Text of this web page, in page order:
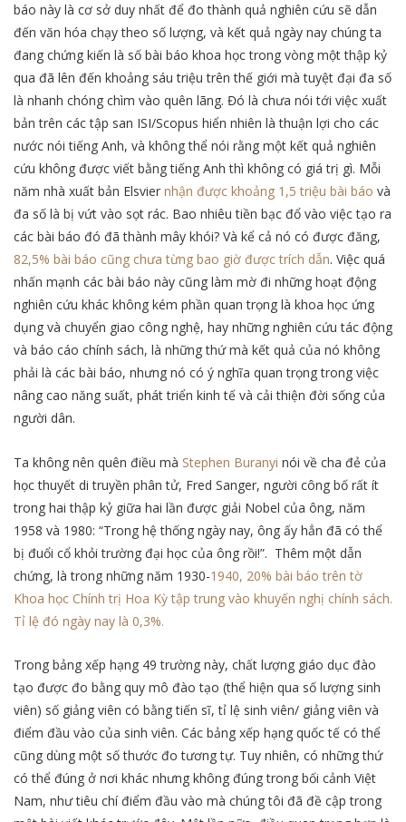
báo này là cơ sở duy nhất để đo thành quả nghiên cứu sẽ dẫn
đến văn hóa chạy theo số lượng, và kết quả ngày nay chúng ta
đang chứng kiến là số bài báo khoa học trong vòng một thập kỷ
qua đã lên đến khoảng sáu triệu trên thế giới mà tuyệt đại đa số
là nhanh chóng chìm vào quên lãng. Đó là chưa nói tới việc xuất
bản trên các tập san ISI/Scopus hiển nhiên là thuận lợi cho các
nước nói tiếng Anh, và không thể nói rằng một kết quả nghiên
cứu không được viết bằng tiếng Anh thì không có giá trị gì. Mỗi
năm nhà xuất bản Elsvier nhận được khoảng 1,5 triệu bài báo và
đa số là bị vứt vào sọt rác. Bao nhiêu tiền bạc đổ vào việc tạo ra
các bài báo đó đã thành mây khói? Và kể cả nó có được đăng,
82,5% bài báo cũng chưa từng bao giờ được trích dẫn. Việc quá
nhấn mạnh các bài báo này cũng làm mờ đi những hoạt động
nghiên cứu khác không kém phần quan trọng là khoa học ứng
dụng và chuyển giao công nghệ, hay những nghiên cứu tác động
và báo cáo chính sách, là những thứ mà kết quả của nó không
phải là các bài báo, nhưng nó có ý nghĩa quan trọng trong việc
nâng cao năng suất, phát triển kinh tế và cải thiện đời sống của
người dân.
Ta không nên quên điều mà Stephen Buranyi nói về cha đẻ của
học thuyết di truyền phân tử, Fred Sanger, người công bố rất ít
trong hai thập kỷ giữa hai lần được giải Nobel của ông, năm
1958 và 1980: “Trong hệ thống ngày nay, ông ấy hẳn đã có thể
bị đuổi cổ khỏi trường đại học của ông rồi!”. Thêm một dẫn
chứng, là trong những năm 1930-1940, 20% bài báo trên tờ
Khoa học Chính trị Hoa Kỳ tập trung vào khuyến nghị chính sách.
Tỉ lệ đó ngày nay là 0,3%.
Trong bảng xếp hạng 49 trường này, chất lượng giáo dục đào
tạo được đo bằng quy mô đào tạo (thể hiện qua số lượng sinh
viên) số giảng viên có bằng tiến sĩ, tỉ lệ sinh viên/ giảng viên và
điểm đầu vào của sinh viên. Các bảng xếp hạng quốc tế có thể
cũng dùng một số thước đo tương tự. Tuy nhiên, có những thứ
có thể đúng ở nơi khác nhưng không đúng trong bối cảnh Việt
Nam, như tiêu chí điểm đầu vào mà chúng tôi đã đề cập trong